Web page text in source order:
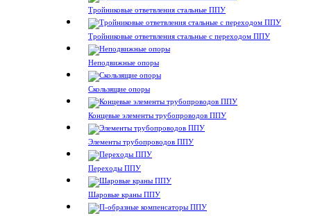
Тройниковые ответвления стальные ППУ
Тройниковые ответвления стальные с переходом ППУ
Неподвижные опоры
Скользящие опоры
Концевые элементы трубопроводов ППУ
Элементы трубопроводов ППУ
Переходы ППУ
Шаровые краны ППУ